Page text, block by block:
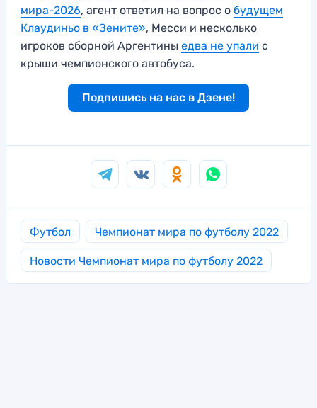
мира-2026, агент ответил на вопрос о будущем
Клаудиньо в «Зените», Месси и несколько
игроков сборной Аргентины едва не упали с
крыши чемпионского автобуса.
Подпишись на нас в Дзене!
Футбол Чемпионат мира по футболу 2022
Новости Чемпионат мира по футболу 2022